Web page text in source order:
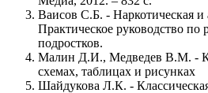
Ваисов С.Б. - Наркотическая и
Практическое руководство по
подростков.
Малин Д.И., Медведев В.М. -
схемах, таблицах и рисунках
Шайдукова Л.К. -